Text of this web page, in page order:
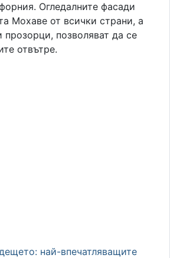
Огледалните фасади
Мохаве от всички страни, а
прозорци, позволяват да се
отвътре.
най-впечатляващите